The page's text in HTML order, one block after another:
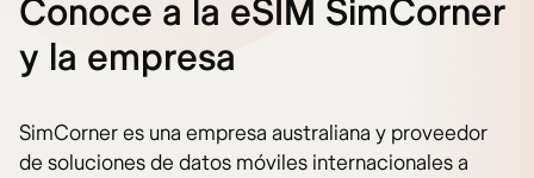
Conoce a la eSIM SimCorner
y la empresa
SimCorner es una empresa australiana y proveedor
de soluciones de datos móviles internacionales a